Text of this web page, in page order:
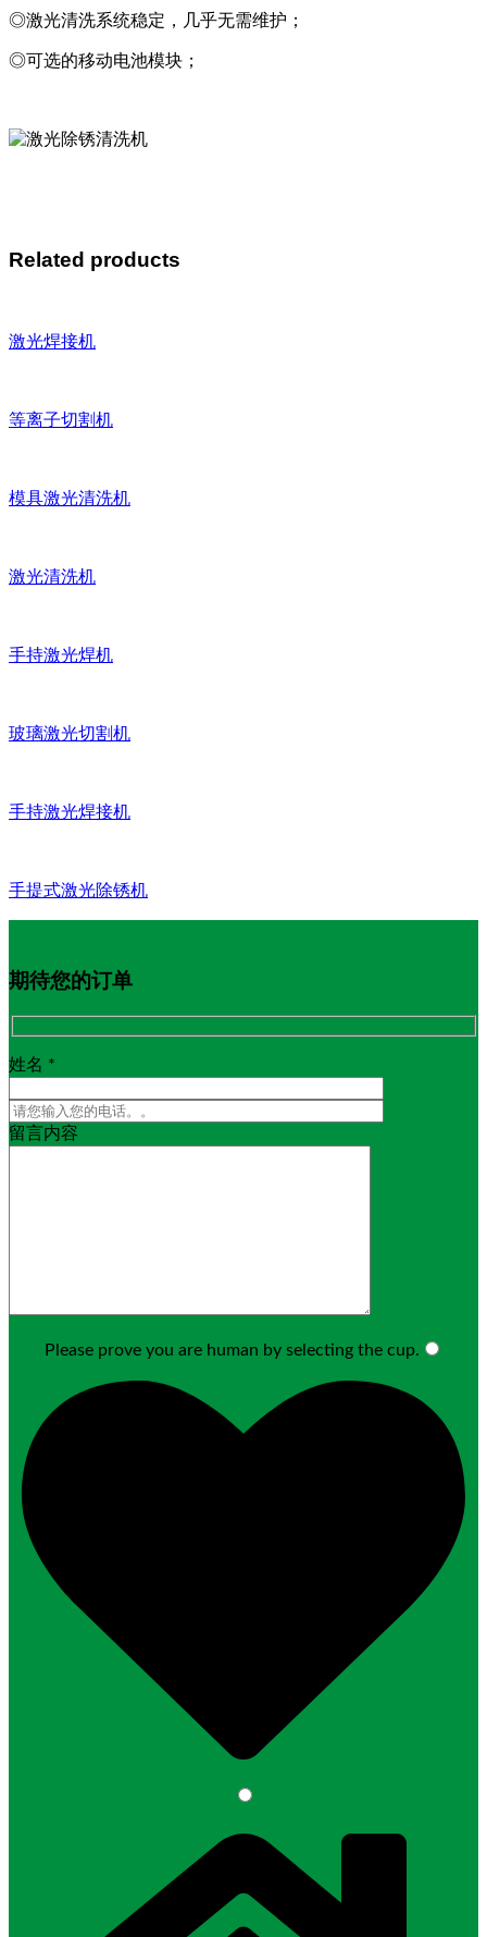
◎激光清洗系统稳定，几乎无需维护；
◎可选的移动电池模块；
Related products
激光焊接机
等离子切割机
模具激光清洗机
激光清洗机
手持激光焊机
玻璃激光切割机
手持激光焊接机
手提式激光除锈机
期待您的订单
姓名 *
留言内容
Please prove you are human by selecting the cup.